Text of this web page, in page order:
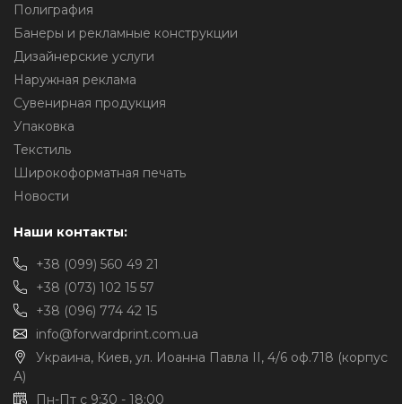
Полиграфия
Банеры и рекламные конструкции
Дизайнерские услуги
Наружная реклама
Сувенирная продукция
Упаковка
Текстиль
Широкоформатная печать
Новости
Наши контакты:
+38 (099) 560 49 21
+38 (073) 102 15 57
+38 (096) 774 42 15
info@forwardprint.com.ua
Украина, Киев, ул. Иоанна Павла II, 4/6 оф.718 (корпус
А)
Пн-Пт с 9:30 - 18:00